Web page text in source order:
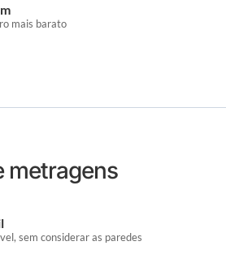
mais barato
metragens
sem considerar as paredes